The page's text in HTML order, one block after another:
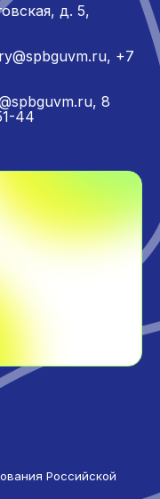
д. 5,
, +7
, 8
44
Российской